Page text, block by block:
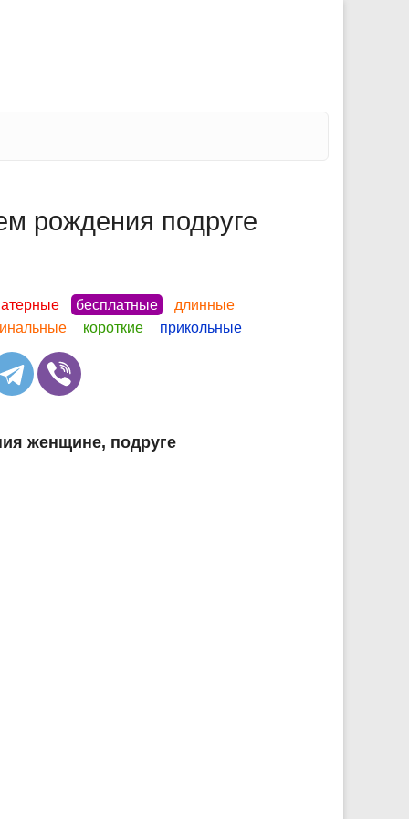
рождения подруге
бесплатные
длинные
короткие прикольные
женщине, подруге